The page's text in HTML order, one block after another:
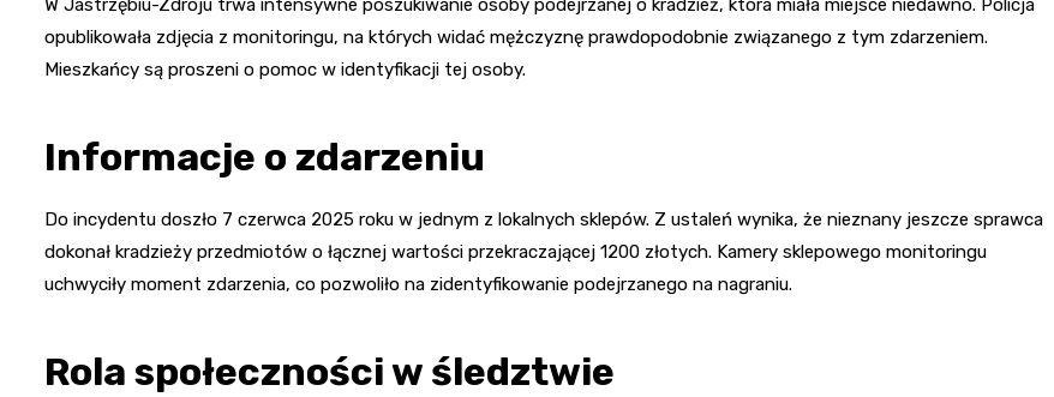
W Jastrzębiu-Zdroju trwa intensywne poszukiwanie osoby podejrzanej o kradzież, która miała miejsce niedawno. Policja
opublikowała zdjęcia z monitoringu, na których widać mężczyznę prawdopodobnie związanego z tym zdarzeniem.
Mieszkańcy są proszeni o pomoc w identyfikacji tej osoby.
Informacje o zdarzeniu
Do incydentu doszło 7 czerwca 2025 roku w jednym z lokalnych sklepów. Z ustaleń wynika, że nieznany jeszcze sprawca
dokonał kradzieży przedmiotów o łącznej wartości przekraczającej 1200 złotych. Kamery sklepowego monitoringu
uchwyciły moment zdarzenia, co pozwoliło na zidentyfikowanie podejrzanego na nagraniu.
Rola społeczności w śledztwie